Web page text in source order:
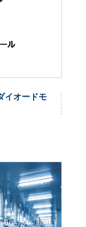
イオードモ